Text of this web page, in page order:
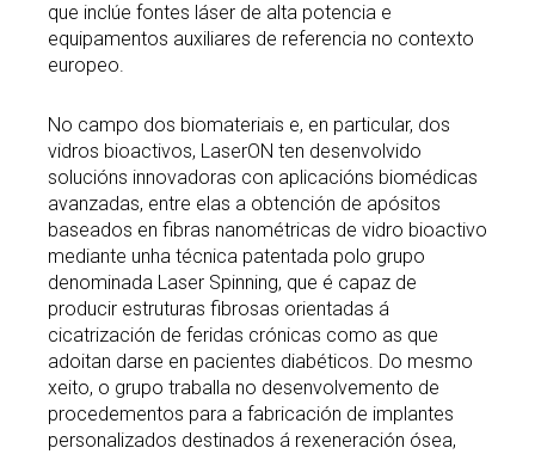
que inclúe fontes láser de alta potencia e
equipamentos auxiliares de referencia no contexto
europeo.
No campo dos biomateriais e, en particular, dos
vidros bioactivos, LaserON ten desenvolvido
solucións innovadoras con aplicacións biomédicas
avanzadas, entre elas a obtención de apósitos
baseados en fibras nanométricas de vidro bioactivo
mediante unha técnica patentada polo grupo
denominada Laser Spinning, que é capaz de
producir estruturas fibrosas orientadas á
cicatrización de feridas crónicas como as que
adoitan darse en pacientes diabéticos. Do mesmo
xeito, o grupo traballa no desenvolvemento de
procedementos para a fabricación de implantes
personalizados destinados á rexeneración ósea,